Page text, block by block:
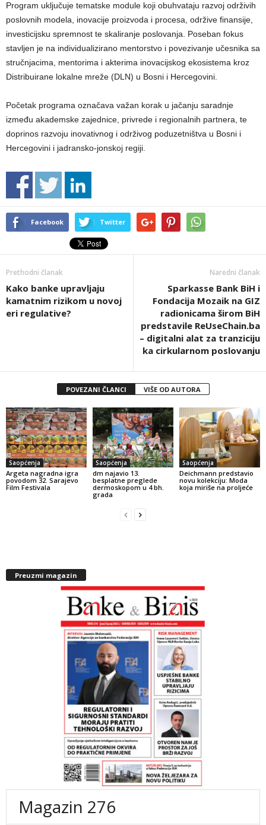
Program uključuje tematske module koji obuhvataju razvoj održivih
poslovnih modela, inovacije proizvoda i procesa, održive finansije,
investicijsku spremnost te skaliranje poslovanja. Poseban fokus
stavljen je na individualizirano mentorstvo i povezivanje učesnika sa
stručnjacima, mentorima i akterima inovacijskog ekosistema kroz
Distribuirane lokalne mreže (DLN) u Bosni i Hercegovini.
Početak programa označava važan korak u jačanju saradnje
između akademske zajednice, privrede i regionalnih partnera, te
doprinos razvoju inovativnog i održivog poduzetništva u Bosni i
Hercegovini i jadransko-jonskoj regiji.
Facebook Twitter
Prethodni članak
Kako banke upravljaju
kamatnim rizikom u novoj
eri regulative?
Naredni članak
Sparkasse Bank BiH i
Fondacija Mozaik na GIZ
radionicama širom BiH
predstavile ReUseChain.ba
– digitalni alat za tranziciju
ka cirkularnom poslovanju
POVEZANI ČLANCI VIŠE OD AUTORA
Saopćenja
Argeta nagradna igra
povodom 32. Sarajevo
Film Festivala
Saopćenja
dm najavio 13.
besplatne preglede
dermoskopom u 4 bh.
grada
Saopćenja
Deichmann predstavio
novu kolekciju: Moda
koja miriše na proljeće
Preuzmi magazin
Magazin 276